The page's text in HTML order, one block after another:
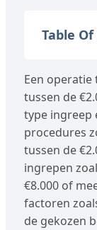
Table
Een
tussen de
type ingreep
procedures
tussen de
ingrepen
€8.000 of
factoren
de gekozen